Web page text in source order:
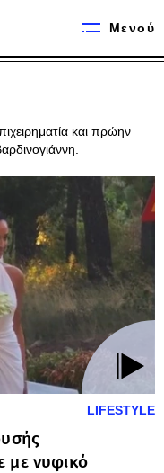
Μενού
και πρώην
LIFESTYLE
με νυφικό